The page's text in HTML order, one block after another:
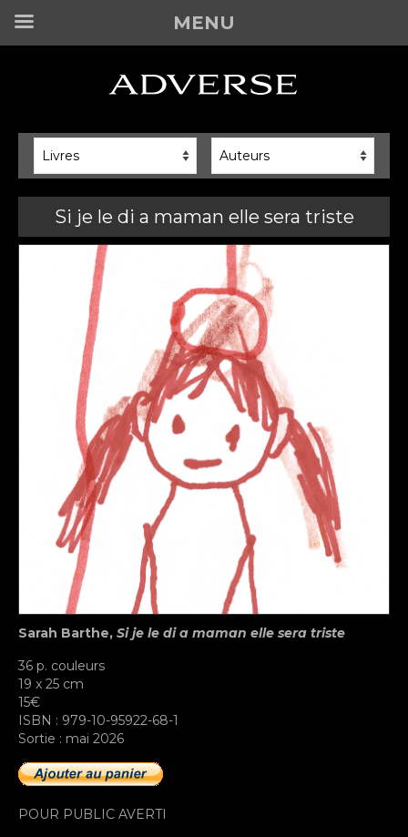
Si je le di a maman elle sera triste
Sarah Barthe, Si je le di a maman elle sera triste
36 p. couleurs
19 x 25 cm
15€
ISBN : 979-10-95922-68-1
Sortie : mai 2026
POUR PUBLIC AVERTI
MENU